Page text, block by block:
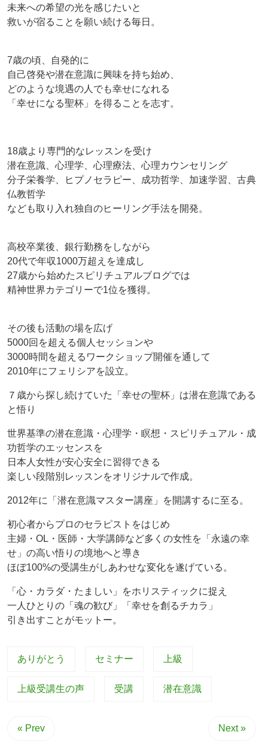
未来への希望の光を感じたいと
救いが宿ることを願い続ける毎日。
7歳の頃、自発的に
自己啓発や潜在意識に興味を持ち始め、
どのような境遇の人でも幸せになれる
「幸せになる聖杯」を得ることを志す。
18歳より専門的なレッスンを受け
潜在意識、心理学、心理療法、心理カウンセリング
分子栄養学、ヒプノセラピー、成功哲学、加速学習、古典
仏教哲学
なども取り入れ独自のヒーリング手法を開発。
高校卒業後、銀行勤務をしながら
20代で年収1000万超えを達成し
27歳から始めたスピリチュアルブログでは
精神世界カテゴリーで1位を獲得。
その後も活動の場を広げ
5000回を超える個人セッションや
3000時間を超えるワークショップ開催を通して
2010年にフェリシアを設立。
７歳から探し続けていた「幸せの聖杯」は潜在意識である
と悟り
世界基準の潜在意識・心理学・瞑想・スピリチュアル・成
功哲学のエッセンスを
日本人女性が安心安全に習得できる
楽しい段階別レッスンをオリジナルで作成。
2012年に「潜在意識マスター講座」を開講するに至る。
初心者からプロのセラピストをはじめ
主婦・OL・医師・大学講師など多くの女性を「永遠の幸
せ」の高い悟りの境地へと導き
ほぼ100%の受講生がしあわせな変化を遂げている。
「心・カラダ・たましい」をホリスティックに捉え
一人ひとりの「魂の歓び」「幸せを創るチカラ」
引き出すことがモットー。
ありがとう セミナー 上級
上級受講生の声 受講 潜在意識
« Prev Next »